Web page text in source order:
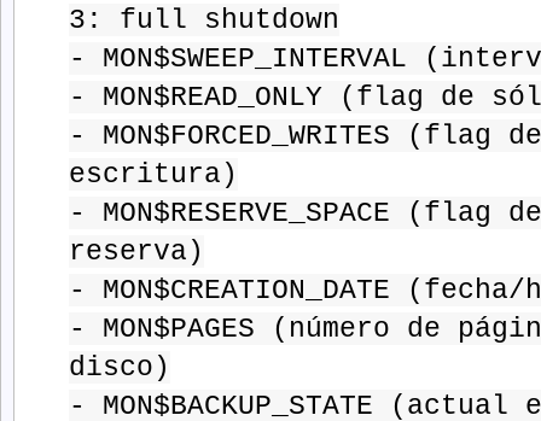
3: full shutdown
- MON$SWEEP_INTERVAL
- MON$READ_ONLY (flag de
- MON$FORCED_WRITES
escritura)
- MON$RESERVE_SPACE (flag
reserva)
- MON$CREATION_DATE
- MON$PAGES (número de
disco)
- MON$BACKUP_STATE